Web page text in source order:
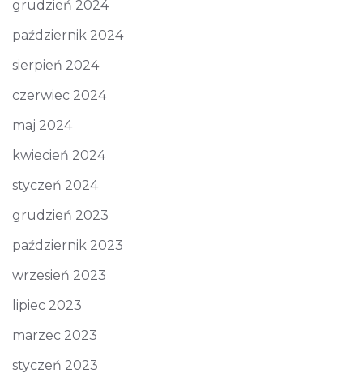
grudzień 2024
październik 2024
sierpień 2024
czerwiec 2024
maj 2024
kwiecień 2024
styczeń 2024
grudzień 2023
październik 2023
wrzesień 2023
lipiec 2023
marzec 2023
styczeń 2023